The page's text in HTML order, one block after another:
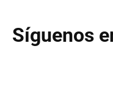
Síguenos